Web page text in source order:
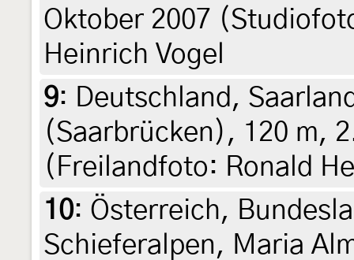
Oktober 2007
Heinrich Vogel
9: Deutschland,
(Saarbrücken), 120 m,
(Freilandfoto: Ronald
10: Österreich,
Schieferalpen, Maria